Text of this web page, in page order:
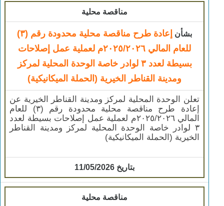
مناقصة محلية
بشأن
إعادة طرح مناقصة محلية محدودة رقم (٣)
للعام المالي ٢٠٢٥/٢٠٢٦م لعملية عمل إصلاحات
بسيطة لعدد ٣ لوادر خاصة الوحدة المحلية لمركز
ومدينة القناطر الخيرية (الحملة الميكانيكية)
تعلن الوحدة المحلية لمركز ومدينة القناطر الخيرية عن
إعادة طرح مناقصة محلية محدودة رقم (٣) للعام
المالي ٢٠٢٥/٢٠٢٦م لعملية عمل إصلاحات بسيطة لعدد
٣ لوادر خاصة الوحدة المحلية لمركز ومدينة القناطر
الخيرية (الحملة الميكانيكية)
بتاريخ 11/05/2026
مناقصة محلية